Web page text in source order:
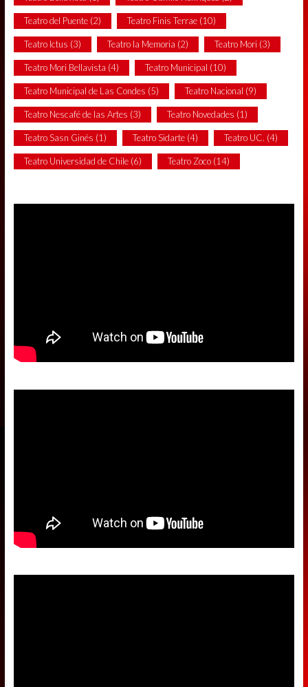
Teatro del Puente(2) Teatro Finis Terrae(10)
Teatro Ictus (3) Teatro la Memoria (2) Teatro Mori (3)
Teatro Mori Bellavista (4) Teatro Municipal (10)
Teatro Municipal de Las Condes (5) Teatro Nacional (9)
Teatro Nescafé de las Artes (3) Teatro Novedades (1)
Teatro Sasn Ginés (1) Teatro Sidarte(4) Teatro UC. (4)
Teatro Universidad de Chile(6) Teatro Zoco(14)